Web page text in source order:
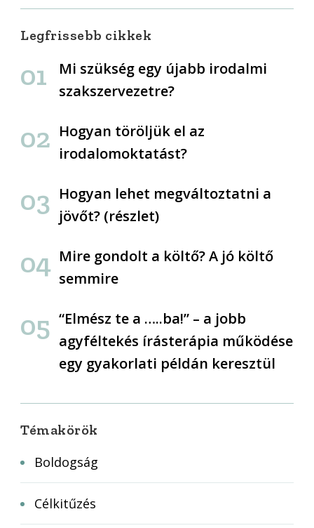
Legfrissebb cikkek
Mi szükség egy újabb irodalmi
szakszervezetre?
Hogyan töröljük el az
irodalomoktatást?
Hogyan lehet megváltoztatni a
jövőt? (részlet)
Mire gondolt a költő? A jó költő
semmire
“Elmész te a …..ba!” – a jobb
agyféltekés írásterápia működése
egy gyakorlati példán keresztül
Témakörök
Boldogság
Célkitűzés